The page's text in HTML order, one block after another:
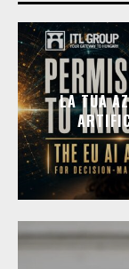
LA TUA